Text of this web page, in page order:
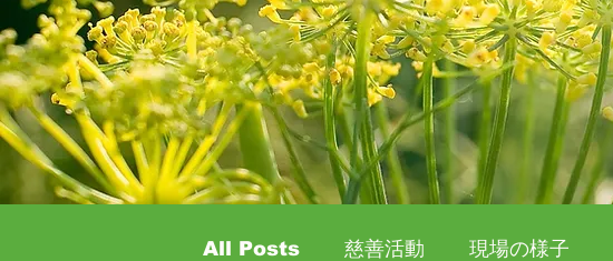
All Posts 慈善活動 現場の様子